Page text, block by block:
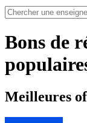
Bons de
Meilleures